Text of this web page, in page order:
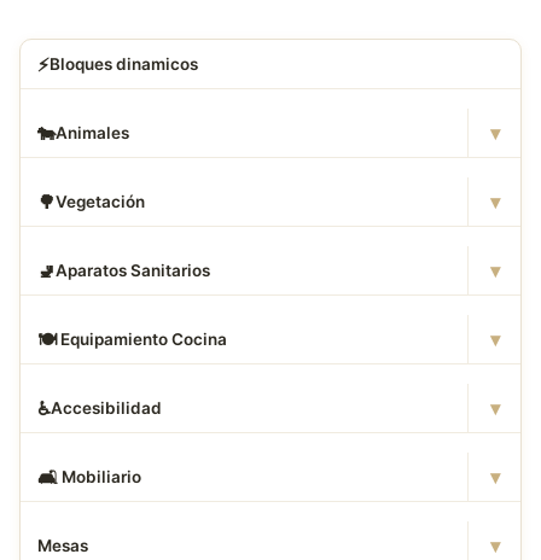
⚡Bloques dinamicos
🐄Animales ▾
🌳Vegetación ▾
🚽Aparatos Sanitarios ▾
🍽️ Equipamiento Cocina ▾
♿Accesibilidad ▾
🛋 ️ Mobiliario ▾
Mesas ▾